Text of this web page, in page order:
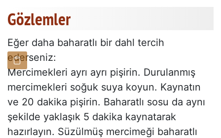
Gözlemler
Eğer daha baharatlı bir dahl tercih
ederseniz:
Mercimekleri ayrı ayrı pişirin. Durulanmış
mercimekleri soğuk suya koyun. Kaynatın
ve 20 dakika pişirin. Baharatlı sosu da aynı
şekilde yaklaşık 5 dakika kaynatarak
hazırlayın. Süzülmüş mercimeği baharatlı